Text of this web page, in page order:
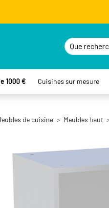
1000 € Cuisines sur mesure
de cuisine Meubles haut